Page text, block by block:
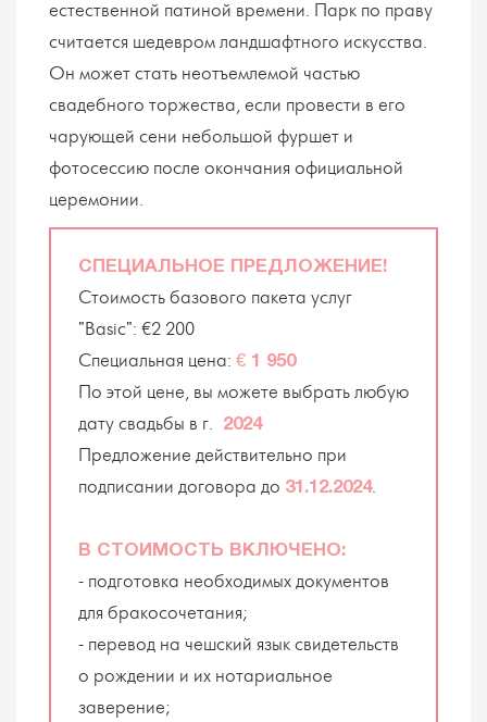
естественной патиной времени. Парк по праву
считается шедевром ландшафтного искусства.
Он может стать неотъемлемой частью
свадебного торжества, если провести в его
чарующей сени небольшой фуршет и
фотосессию после окончания официальной
церемонии.
СПЕЦИАЛЬНОЕ ПРЕДЛОЖЕНИЕ!
Стоимость базового пакета услуг
"Basic": €2 200
Специальная цена: € 1 950
По этой цене, вы можете выбрать любую
дату свадьбы в г.
2024
Предложение действительно при
подписании договора до 31.12.2024.
В СТОИМОСТЬ ВКЛЮЧЕНО:
- подготовка необходимых документов
для бракосочетания;
- перевод на чешский язык свидетельств
о рождении и их нотариальное
заверение;